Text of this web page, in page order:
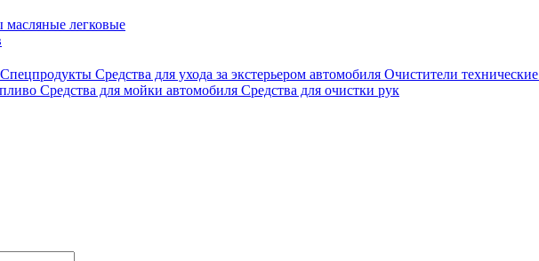
масляные легковые
Спецпродукты Средства для ухода за экстерьером автомобиля Очистители технические
Средства для мойки автомобиля Средства для очистки рук